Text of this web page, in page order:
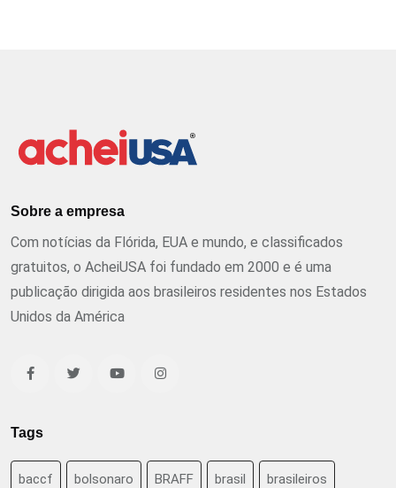
Sobre a empresa
Com notícias da Flórida, EUA e mundo, e classificados
gratuitos, o AcheiUSA foi fundado em 2000 e é uma
publicação dirigida aos brasileiros residentes nos Estados
Unidos da América
Tags
baccf bolsonaro BRAFF brasil brasileiros